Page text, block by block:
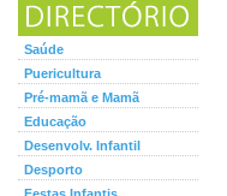
Saúde
Puericultura
Pré-mamã e Mamã
Educação
Desenvolv. Infantil
Desporto